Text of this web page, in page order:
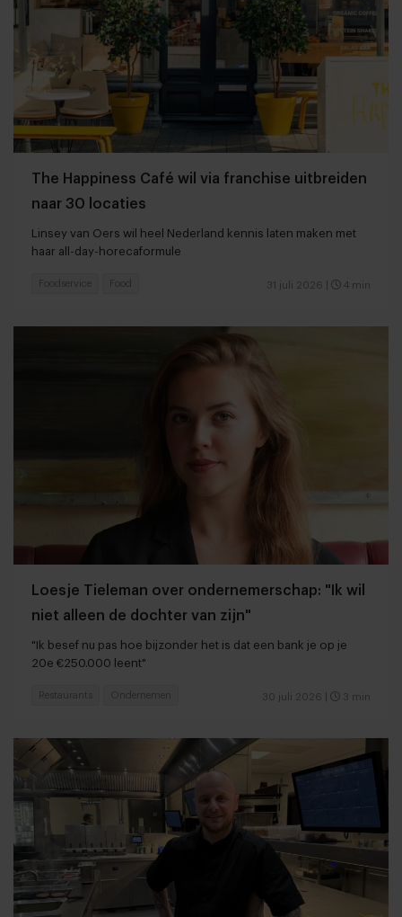
The Happiness Café wil via franchise uitbreiden
naar 30 locaties
Linsey van Oers wil heel Nederland kennis laten maken met
haar all-day-horecaformule
31 juli 2026 4 min
Foodservice Food
Loesje Tieleman over ondernemerschap: "Ik wil
niet alleen de dochter van zijn"
"Ik besef nu pas hoe bijzonder het is dat een bank je op je
20e €250.000 leent"
30 juli 2026 3 min
Restaurants Ondernemen